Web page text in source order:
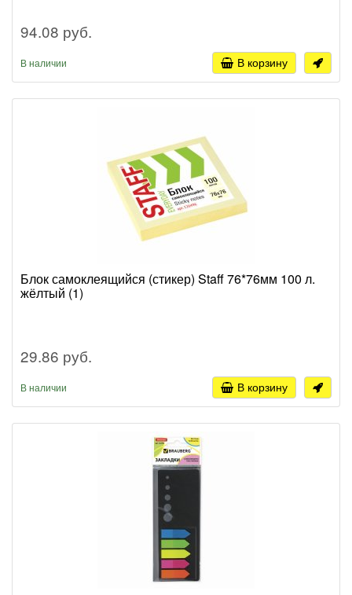
94.08 руб.
В наличии В корзину
Блок самоклеящийся (стикер) Staff 76*76мм 100 л.
жёлтый (1)
29.86 руб.
В наличии В корзину